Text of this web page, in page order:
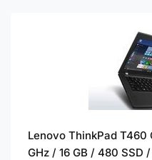
Lenovo ThinkPad
GHz / 16 GB / 480 SSD